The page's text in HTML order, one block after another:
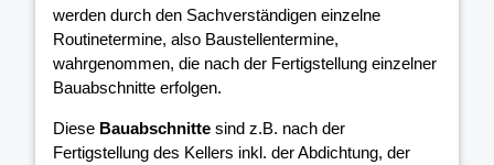
werden durch den Sachverständigen einzelne
Routinetermine, also Baustellentermine,
wahrgenommen, die nach der Fertigstellung einzelner
Bauabschnitte erfolgen.
Diese Bauabschnitte sind z.B. nach der
Fertigstellung des Kellers inkl. der Abdichtung, der